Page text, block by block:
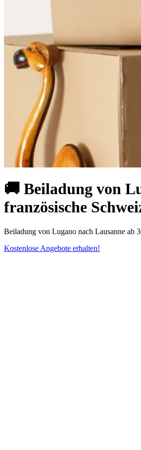
🚚 Beiladung von
französische
Beiladung von Lugano nach Lausanne ab
Kostenlose Angebote erhalten!